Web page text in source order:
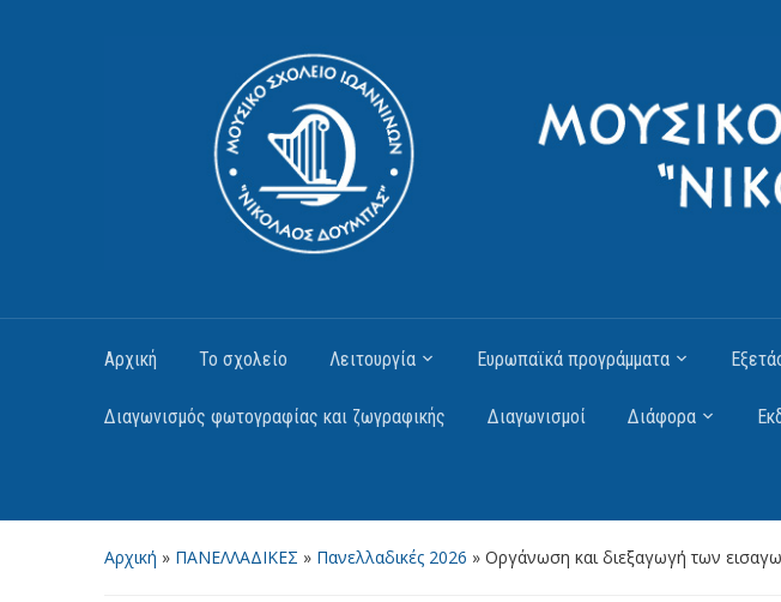
Αρχική Το σχολείο Λειτουργία Ευρωπαϊκά προγράμματα
Διαγωνισμός φωτογραφίας και ζωγραφικής Διαγωνισμοί Διάφορα
Αρχική » ΠΑΝΕΛΛΑΔΙΚΕΣ » Πανελλαδικές 2026 » Οργάνωση και διεξαγωγή των